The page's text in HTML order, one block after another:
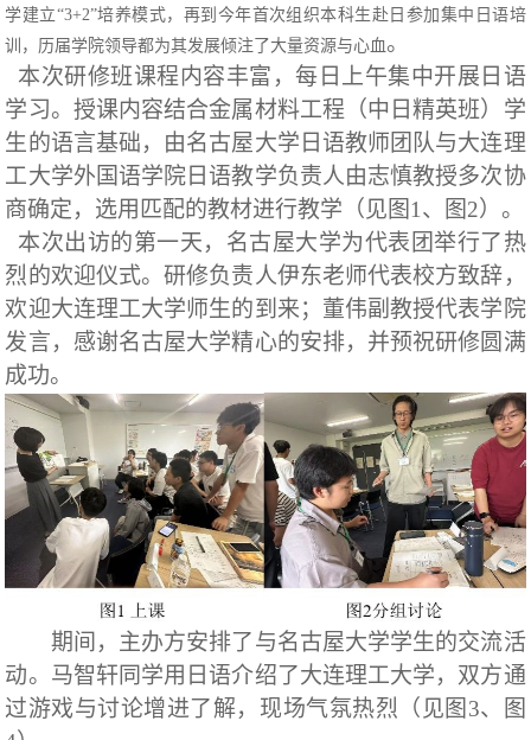
学建立“3+2”培养模式，再到今年首次组织本科生赴日参加集中日语培
训，历届学院领导都为其发展倾注了大量资源与心血。
本次研修班课程内容丰富，每日上午集中开展日语
学习。授课内容结合金属材料工程（中日精英班）学
生的语言基础，由名古屋大学日语教师团队与大连理
工大学外国语学院日语教学负责人由志慎教授多次协
商确定，选用匹配的教材进行教学（见图1、图2）。
本次出访的第一天，名古屋大学为代表团举行了热
烈的欢迎仪式。研修负责人伊东老师代表校方致辞，
欢迎大连理工大学师生的到来；董伟副教授代表学院
发言，感谢名古屋大学精心的安排，并预祝研修圆满
成功。
期间，主办方安排了与名古屋大学学生的交流活
动。马智轩同学用日语介绍了大连理工大学，双方通
过游戏与讨论增进了解，现场气氛热烈（见图 3、图